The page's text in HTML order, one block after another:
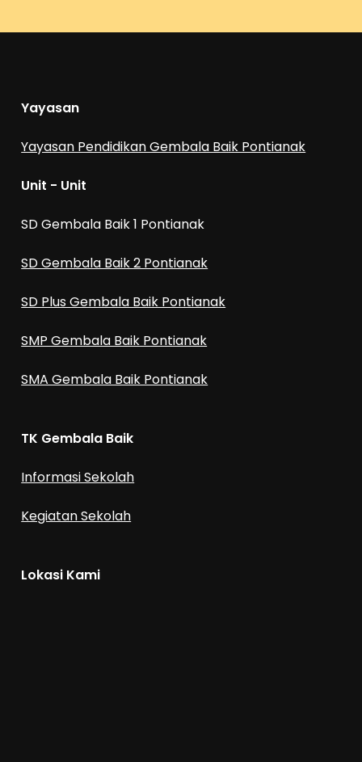
Yayasan
Yayasan Pendidikan Gembala Baik Pontianak
Unit - Unit
SD Gembala Baik 1 Pontianak
SD Gembala Baik 2 Pontianak
SD Plus Gembala Baik Pontianak
SMP Gembala Baik Pontianak
SMA Gembala Baik Pontianak
TK Gembala Baik
Informasi Sekolah
Kegiatan Sekolah
Lokasi Kami